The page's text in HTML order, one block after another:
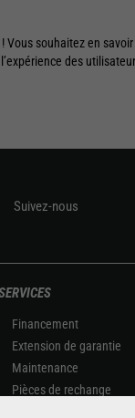
Vous souhaitez en
des
Suivez-nous
Financement
Extension de garantie
Maintenance
Pièces de rechange